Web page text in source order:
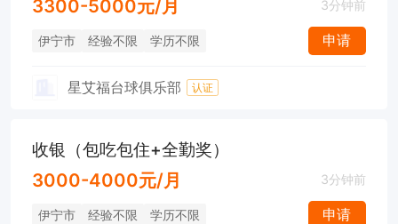
3300-5000元/月 3分钟前
伊宁市 经验不限 学历不限 申请
星艾福台球俱乐部 认证
收银（包吃包住+全勤奖）
3000-4000元/月 3分钟前
伊宁市 经验不限 学历不限 申请